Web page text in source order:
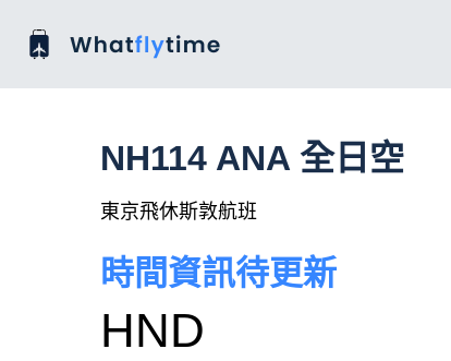
NH114 ANA 全日空
東京飛休斯敦航班
時間資訊待更新
HND